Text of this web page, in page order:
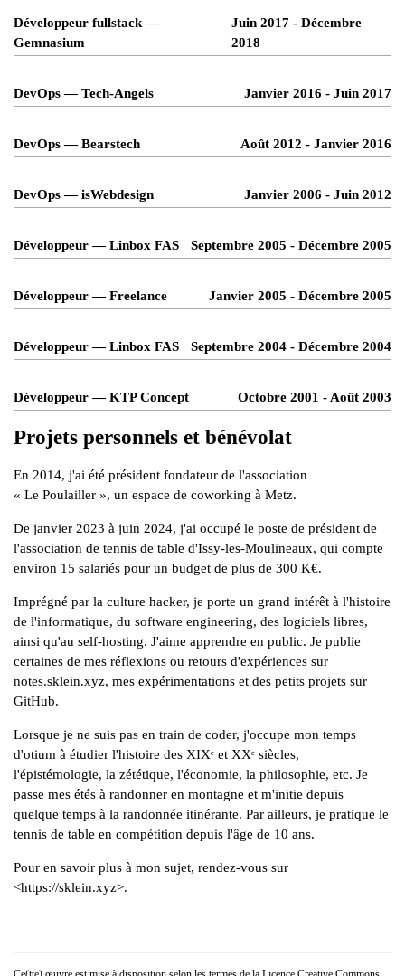
Développeur fullstack —
Gemnasium
Juin 2017 - Décembre
2018
DevOps — Tech-Angels Janvier 2016 - Juin 2017
DevOps — Bearstech Août 2012 - Janvier 2016
DevOps — isWebdesign Janvier 2006 - Juin 2012
Développeur — Linbox FAS Septembre 2005 - Décembre 2005
Développeur — Freelance Janvier 2005 - Décembre 2005
Développeur — Linbox FAS Septembre 2004 - Décembre 2004
Développeur — KTP Concept Octobre 2001 - Août 2003
Projets personnels et bénévolat
En 2014, j'ai été président fondateur de l'association
« Le Poulailler », un espace de coworking à Metz.
De janvier 2023 à juin 2024, j'ai occupé le poste de président de
l'association de tennis de table d'Issy-les-Moulineaux, qui compte
environ 15 salariés pour un budget de plus de 300 K€.
Imprégné par la culture hacker, je porte un grand intérêt à l'histoire
de l'informatique, du software engineering, des logiciels libres,
ainsi qu'au self-hosting. J'aimeapprendre en public. Je publie
certaines de mes réflexions ou retours d'expériences sur
notes.sklein.xyz, mes expérimentations et des petits projetssur
GitHub.
Lorsque je ne suis pas en train de coder, j'occupe mon temps
d'otium à étudier l'histoire des XIXᵉ et XXᵉ siècles,
l'épistémologie, la zététique, l'économie, la philosophie, etc. Je
passe mes étés à randonner en montagne et m'initie depuis
quelque temps à la randonnée itinérante. Par ailleurs, je pratique le
tennis de table en compétition depuis l'âge de 10 ans.
Pour en savoir plus à mon sujet, rendez-vous sur
<https://sklein.xyz>.